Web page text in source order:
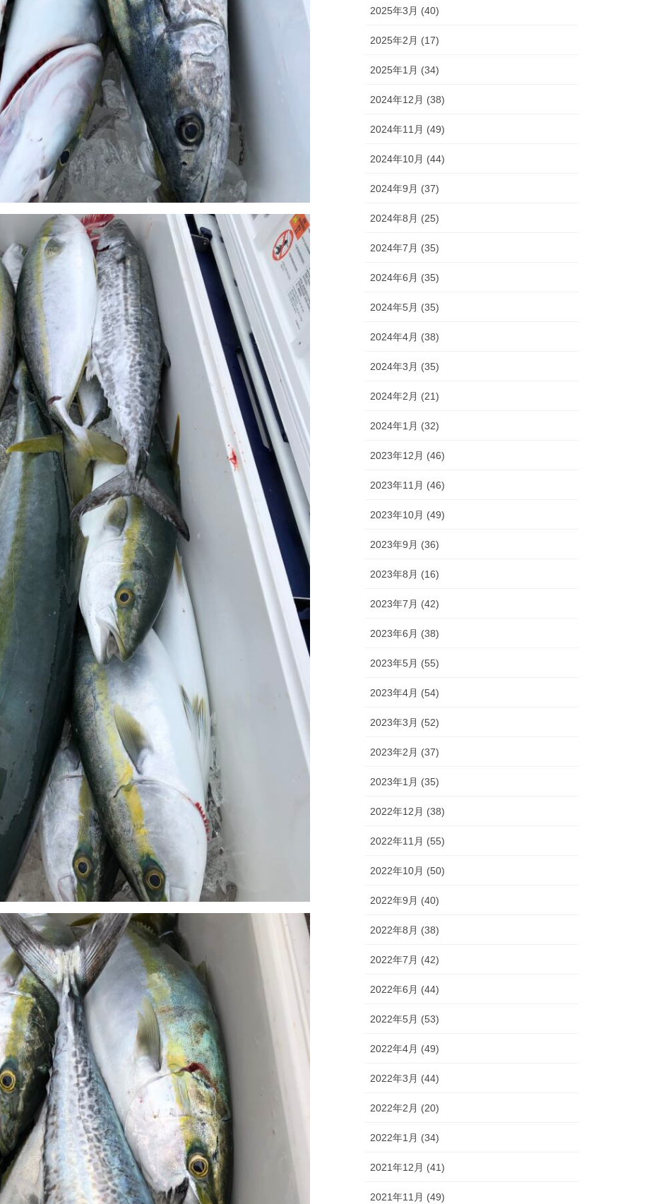
2025年3月 (40)
2025年2月 (17)
2025年1月 (34)
2024年12月 (38)
2024年11月 (49)
2024年10月 (44)
2024年9月 (37)
2024年8月 (25)
2024年7月 (35)
2024年6月 (35)
2024年5月 (35)
2024年4月 (38)
2024年3月 (35)
2024年2月 (21)
2024年1月 (32)
2023年12月 (46)
2023年11月 (46)
2023年10月 (49)
2023年9月 (36)
2023年8月 (16)
2023年7月 (42)
2023年6月 (38)
2023年5月 (55)
2023年4月 (54)
2023年3月 (52)
2023年2月 (37)
2023年1月 (35)
2022年12月 (38)
2022年11月 (55)
2022年10月 (50)
2022年9月 (40)
2022年8月 (38)
2022年7月 (42)
2022年6月 (44)
2022年5月 (53)
2022年4月 (49)
2022年3月 (44)
2022年2月 (20)
2022年1月 (34)
2021年12月 (41)
2021年11月 (49)